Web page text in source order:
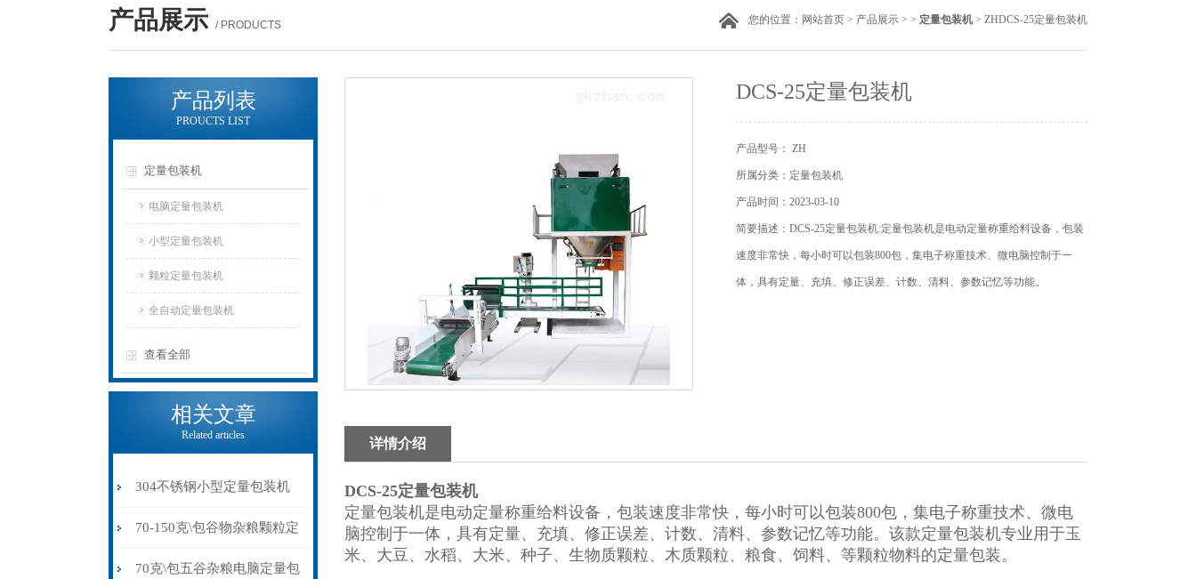
产品展示 / PRODUCTS 您的位置： 网站首页 > 产品展示 > > 定量包装机 > ZHDCS-25定量包装机
产品列表
PROUCTS LIST
定量包装机
电脑定量包装机
小型定量包装机
颗粒定量包装机
全自动定量包装机
查看全部
相关文章
Related articles
304不锈钢小型定量包装机
食品杂粮中药粉打包机
70-150克\包谷物杂粮颗粒定
量包装机制袋封口一体
70克\包五谷杂粮电脑定量包
DCS-25定量包装机
产品型号： ZH
所属分类：定量包装机
产品时间：2023-03-10
简要描述：DCS-25定量包装机:定量包装机是电动定量称重给料设备，包装
速度非常快，每小时可以包装800包，集电子称重技术、微电脑控制于一
体，具有定量、充填、修正误差、计数、清料、参数记忆等功能。
详情介绍
DCS-25定量包装机
定量包装机是电动定量称重给料设备，包装速度非常快，每小时可以包装800包，集电子称重技术、微电
脑控制于一体，具有定量、充填、修正误差、计数、清料、参数记忆等功能。该款定量包装机专业用于玉
米、大豆、水稻、大米、种子、生物质颗粒、木质颗粒、粮食、饲料、等颗粒物料的定量包装。